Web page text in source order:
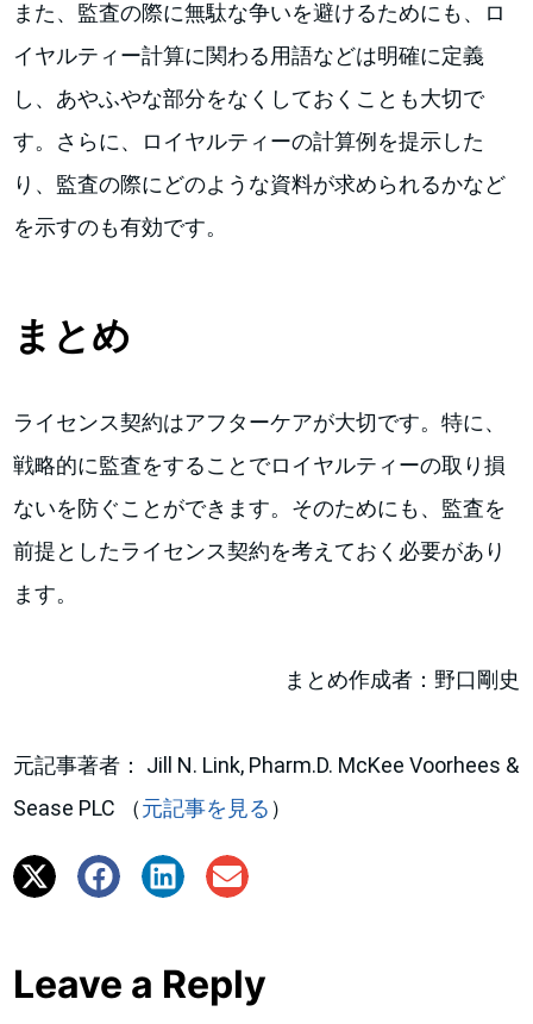
また、監査の際に無駄な争いを避けるためにも、ロ
イヤルティー計算に関わる用語などは明確に定義
し、あやふやな部分をなくしておくことも大切で
す。さらに、ロイヤルティーの計算例を提示した
り、監査の際にどのような資料が求められるかなど
を示すのも有効です。
まとめ
ライセンス契約はアフターケアが大切です。特に、
戦略的に監査をすることでロイヤルティーの取り損
ないを防ぐことができます。そのためにも、監査を
前提としたライセンス契約を考えておく必要があり
ます。
まとめ作成者：野口剛史
元記事著者： Jill N. Link, Pharm.D. McKee Voorhees &
Sease PLC （元記事を見る ）
Leave a Reply